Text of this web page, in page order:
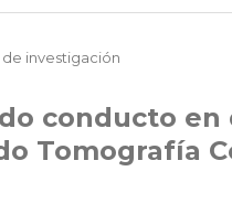
investigación
conducto en
Tomografía